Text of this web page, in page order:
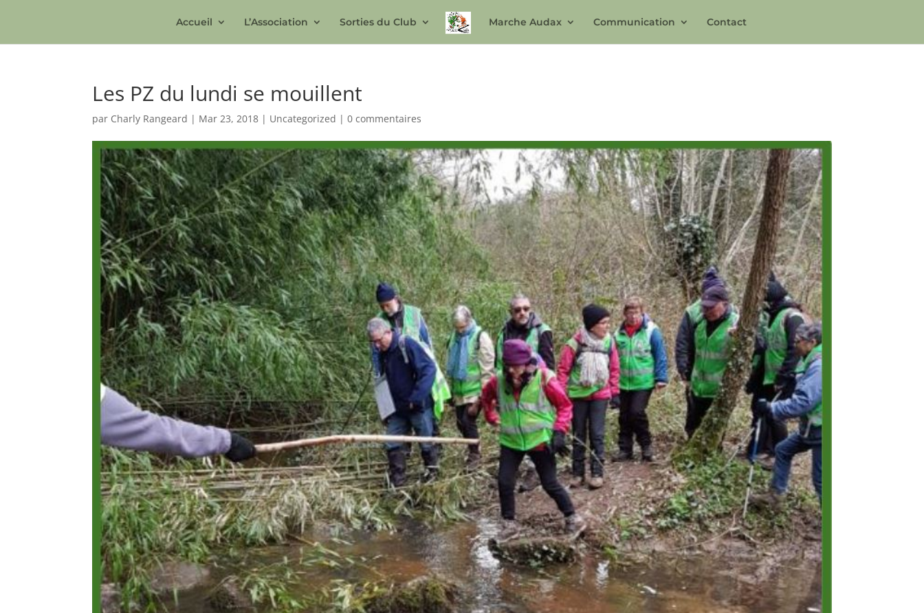
Accueil L’Association Sorties du Club Marche Audax Communication Contact
Les PZ du lundi se mouillent
par Charly Rangeard | Mar 23, 2018 | Uncategorized |0 commentaires